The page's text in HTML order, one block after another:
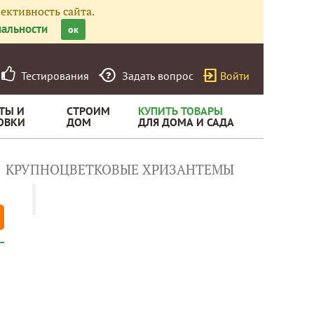
сайта.
ок
Тестирования Задать вопрос Войти
И
СТРОИМ
ДОМ
КУПИТЬ ТОВАРЫ
ДЛЯ ДОМА И САДА
КРУПНОЦВЕТКОВЫЕ ХРИЗАНТЕМЫ